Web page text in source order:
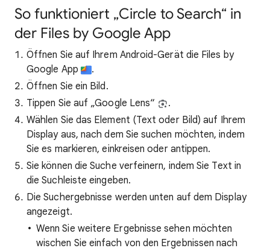
So funktioniert „Circle to Search“ in
der Files by Google App
Öffnen Sie auf Ihrem Android-Gerät die Files by
Google App
.
Öffnen Sie ein Bild.
Tippen Sie auf „Google Lens“
.
Wählen Sie das Element (Text oder Bild) auf Ihrem
Display aus, nach dem Sie suchen möchten, indem
Sie es markieren, einkreisen oder antippen.
Sie können die Suche verfeinern, indem Sie Text in
die Suchleiste eingeben.
Die Suchergebnisse werden unten auf dem Display
angezeigt.
Wenn Sie weitere Ergebnisse sehen möchten
wischen Sie einfach von den Ergebnissen nach